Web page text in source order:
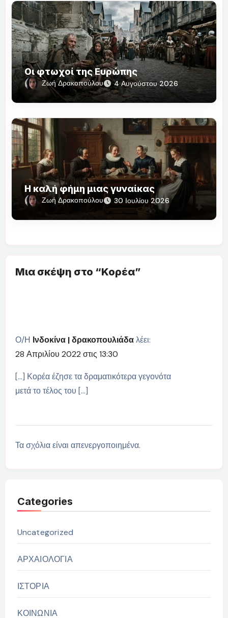
Οι φτωχοί της Ευρώπης
Ζωή Δρακοπούλου 4 Αυγούστου 2026
Η καλή φήμη μιας γυναίκας
Ζωή Δρακοπούλου 30 Ιουλίου 2026
Μια σκέψη στο “Κορέα”
Ο/Η Ινδοκίνα | δρακοπουλιάδα λέει:
28 Απριλίου 2022 στις 13:30
[…] Κορέα έζησε τα δραματικότερα γεγονότα
μετά το τέλος του […]
Τα σχόλια είναι απενεργοποιημένα.
Categories
Uncategorized
ΑΡΧΑΙΟΛΟΓΙΑ
ΙΣΤΟΡΙΑ
ΚΟΙΝΩΝΙΑ